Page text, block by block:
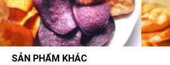
SẢN PHẨM KHÁC